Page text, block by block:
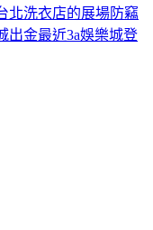
北洗衣店的展場防竊
出金最近3a娛樂城登